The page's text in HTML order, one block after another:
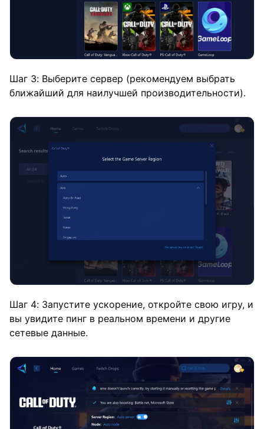
Шаг 3: Выберите сервер (рекомендуем выбрать
ближайший для наилучшей производительности).
Шаг 4: Запустите ускорение, откройте свою игру, и
вы увидите пинг в реальном времени и другие
сетевые данные.